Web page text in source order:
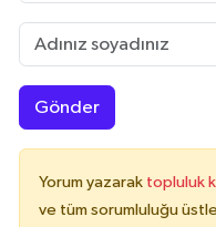
Gönder
Yorum yazarak topluluk
ve tüm sorumluluğu